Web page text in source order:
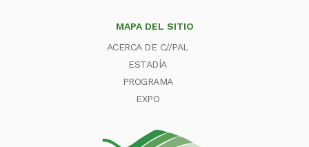
MAPA DEL SITIO
ACERCA DE C//PAL
ESTADÍA
PROGRAMA
EXPO